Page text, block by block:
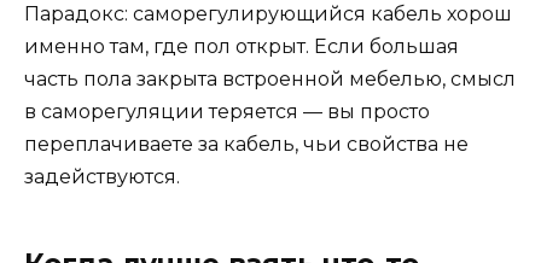
Парадокс: саморегулирующийся кабель хорош
именно там, где пол открыт. Если большая
часть пола закрыта встроенной мебелью, смысл
в саморегуляции теряется — вы просто
переплачиваете за кабель, чьи свойства не
задействуются.